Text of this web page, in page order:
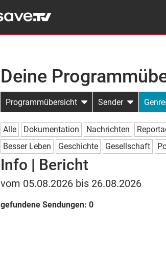
Deine
Programmübersicht Sender
Alle Dokumentation Nachrichten
Besser Leben
Geschichte Gesellschaft
Info | Bericht
vom 05.08.2026 bis 26.08.2026
gefundene Sendungen: 0